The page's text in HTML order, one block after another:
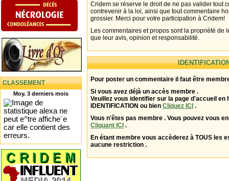
CLASSEMENT
Moy. 3 derniers mois
Cridem se réserve le droit de ne pas valider tout
contrevenir à la loi, ainsi que tout commentaire
grossier. Merci pour votre participation à Cridem!
Les commentaires et propos sont la propriété de
que leur avis, opinion et responsabilité.
Pour poster un commentaire il faut être
Si vous avez déjà un accès membre .
Veuillez vous identifier sur la page d'accueil en
IDENTIFICATION ou bien Cliquez ICI .
Vous n'êtes pas membre . Vous pouvez vous
Cliquant ICI .
En étant membre vous accèderez à TOUS les
aucune restriction .